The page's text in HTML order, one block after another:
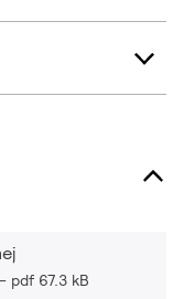
pdf 67.3 kB